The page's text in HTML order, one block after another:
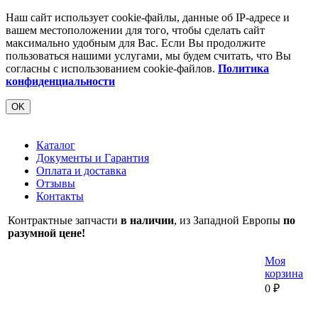
Наш сайт использует cookie-файлы, данные об IP-адресе и
вашем местоположении для того, чтобы сделать сайт
максимально удобным для Вас. Если Вы продолжите
пользоваться нашими услугами, мы будем считать, что Вы
согласны с использованием cookie-файлов. Политика
конфиденциальности
OK
Каталог
Документы и Гарантия
Оплата и доставка
Отзывы
Контакты
Контрактные запчасти в наличии, из Западной Европы по
разумной цене!
Моя
корзина
0 ₽